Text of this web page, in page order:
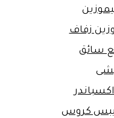
زفاف
سائق
كروس